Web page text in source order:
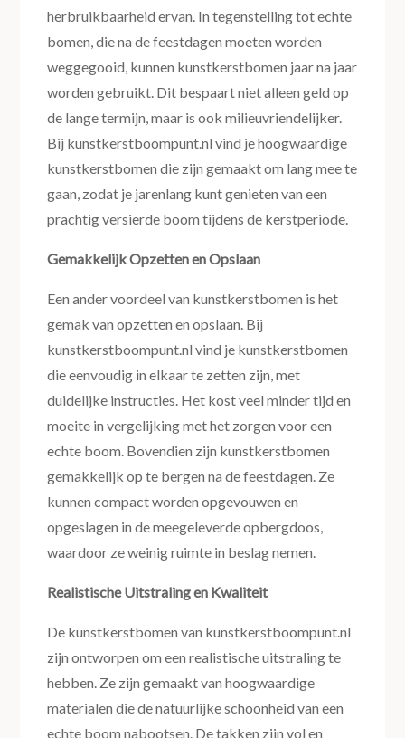
herbruikbaarheid ervan. In tegenstelling tot echte
bomen, die na de feestdagen moeten worden
weggegooid, kunnen kunstkerstbomen jaar na jaar
worden gebruikt. Dit bespaart niet alleen geld op
de lange termijn, maar is ook milieuvriendelijker.
Bij kunstkerstboompunt.nl vind je hoogwaardige
kunstkerstbomen die zijn gemaakt om lang mee te
gaan, zodat je jarenlang kunt genieten van een
prachtig versierde boom tijdens de kerstperiode.
Gemakkelijk Opzetten en Opslaan
Een ander voordeel van kunstkerstbomen is het
gemak van opzetten en opslaan. Bij
kunstkerstboompunt.nl vind je kunstkerstbomen
die eenvoudig in elkaar te zetten zijn, met
duidelijke instructies. Het kost veel minder tijd en
moeite in vergelijking met het zorgen voor een
echte boom. Bovendien zijn kunstkerstbomen
gemakkelijk op te bergen na de feestdagen. Ze
kunnen compact worden opgevouwen en
opgeslagen in de meegeleverde opbergdoos,
waardoor ze weinig ruimte in beslag nemen.
Realistische Uitstraling en Kwaliteit
De kunstkerstbomen van kunstkerstboompunt.nl
zijn ontworpen om een realistische uitstraling te
hebben. Ze zijn gemaakt van hoogwaardige
materialen die de natuurlijke schoonheid van een
echte boom nabootsen. De takken zijn vol en